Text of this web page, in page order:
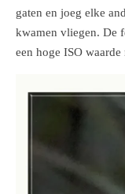
gaten en joeg elke
kwamen vliegen. De
een hoge ISO